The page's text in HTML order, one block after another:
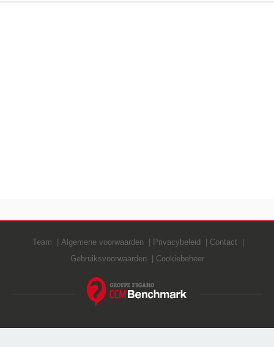
Team Algemene voorwaarden Privacybeleid
Contact
Gebruiksvoorwaarden
Cookiebeheer